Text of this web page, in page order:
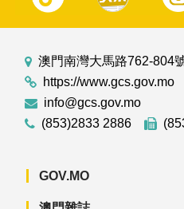
澳門南灣大馬路762-804
https://www.gcs.gov.mo
info@gcs.gov.mo
(853)2833 2886
GOV.MO